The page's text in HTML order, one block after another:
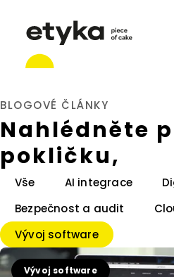
BLOGOVÉ ČLÁNKY
Nahlédněte
pokličku,
Vše AI integrace
Bezpečnost a audit
Vývoj software
Vývoj software